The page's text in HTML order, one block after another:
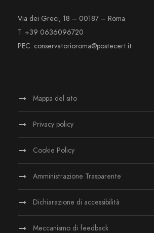
Via dei Greci, 18 – 00187 – Roma
T. +39 0636096720
PEC: conservatorioroma@postecert.it
Mappa del sito
Privacy policy
Cookie Policy
Amministrazione Trasparente
Dichiarazione di accessibilità
Meccanismo di feedback